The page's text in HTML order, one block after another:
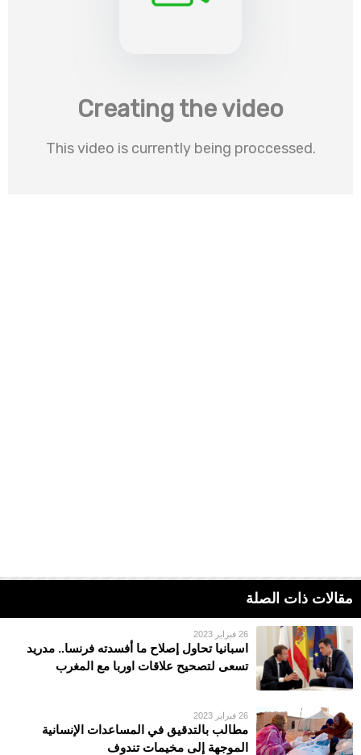
مقالات ذات الصلة
26 فبراير 2023
اسبانيا تحاول إصلاح ما أفسدته فرنسا.. مدريد
تسعى لتصحيح علاقات اوربا مع المغرب
26 فبراير 2023
مطالب بالتدقيق في المساعدات الإنسانية
الموجهة إلى مخيمات تندوف